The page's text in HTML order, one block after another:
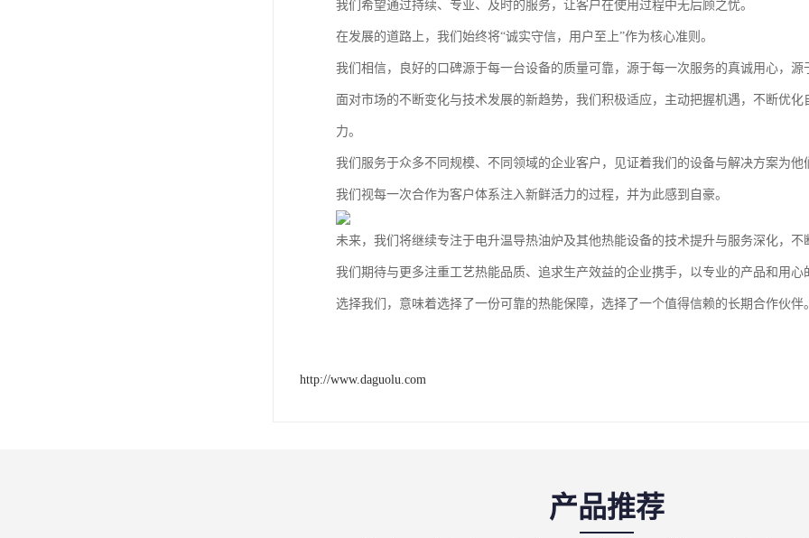
我们希望通过持续、专业、及时的服务，让客户在使用过程中无后顾之忧。
在发展的道路上，我们始终将“诚实守信，用户至上”作为核心准则。
我们相信，良好的口碑源于每一台设备的质量可靠，源于每一次服务的真诚用心，
面对市场的不断变化与技术发展的新趋势，我们积极适应，主动把握机遇，不断优
力。
我们服务于众多不同规模、不同领域的企业客户，见证着我们的设备与解决方案为
我们视每一次合作为客户体系注入新鲜活力的过程，并为此感到自豪。
未来，我们将继续专注于电升温导热油炉及其他热能设备的技术提升与服务深化，不
我们期待与更多注重工艺热能品质、追求生产效益的企业携手，以专业的产品和用
选择我们，意味着选择了一份可靠的热能保障，选择了一个值得信赖的长期合作伙伴
http://www.daguolu.com
产品推荐